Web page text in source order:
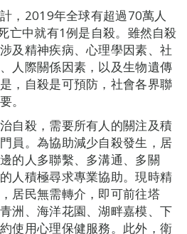
，2019年全球有超過70萬人
亡中就有1例是自殺。雖然自殺
及精神疾病、心理學因素、社
人際關係因素，以及生物遺傳
，自殺是可預防，社會各界聯
。
自殺，需要所有人的關注及積
員。為協助減少自殺發生，居
的人多聯繫、多溝通、多關
人積極尋求專業協助。現時精
居民無需轉介，即可前往塔
洲、海洋花園、湖畔嘉模、下
使用心理保健服務。此外，衛